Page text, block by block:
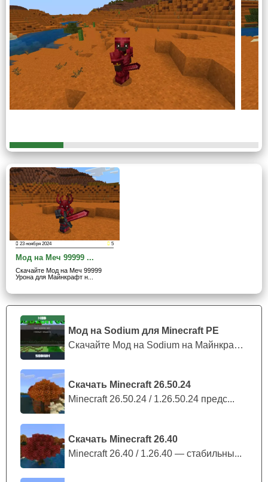
Мод на Sodium для Minecraft PE
Скачайте Мод на Sodium на Майнкрафт П...
Скачать Minecraft 26.50.24
Minecraft 26.50.24 / 1.26.50.24 предс...
Скачать Minecraft 26.40
Minecraft 26.40 / 1.26.40 — стабильны...
99999 урона для Minecraft PE.
Сложность
Тем не менее, получить столь классную броню весьма
сложно. Основным фактором в моде на меч 99999
урона для Майнкрафт ПЕ является крафт. Для
понадобится классический незерит, бобы ада и голова
Иссушителя.
Объединив их главный герой получит необходимый ему
элемент. Объединив слиток и любой элемент экипировки
он получит особую категорию, благодаря которой
процесс игры станет проще.
Противники могут испугаться.
Возможности
Также игроков с модом на меч 99999 урона для Minecraft
PE порадуют и возможности столь необычного
дополнения. К примеру броня, сделанная из перцанита
совершенно неуязвима
пользователь закованный в неё может не переживать по
поводу тёплых ванн.
Стив может повысить урон оружия.
23 ноября 2024 5
Мод на Меч 99999 ...
Скачайте Мод на Меч 99999
Урона для Майнкрафт н...